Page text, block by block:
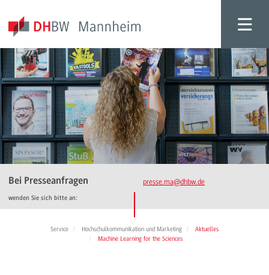
Bei Presseanfragen
wenden Sie sich bitte an:
presse.ma@dhbw.de
Service Hochschulkommunikation und Marketing
Aktuelles
Machine Learning for the Sciences